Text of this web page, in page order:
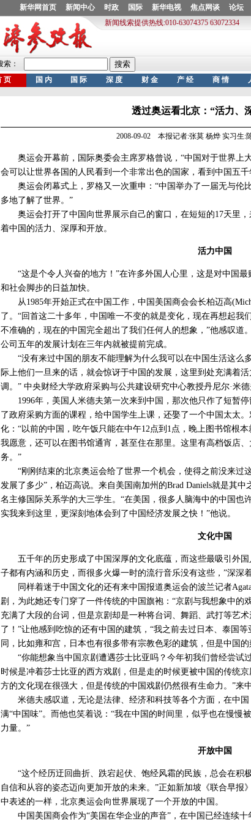
透过奥运看北京：“活力、
2008-09-02 本报记者:张莫 杨烨 实习生:
奥运会开幕前，国际奥委会主席罗格曾说，“中国对于世界上
会可以让世界各国的人民看到一个非常出色的国家，看到中国五
奥运会闭幕式上，罗格又一次重申：“中国举办了一届无与伦
多地了解了世界。”
奥运会打开了中国向世界展示自己的窗口，在短短的17天里，
着中国的活力、深厚和开放。
活力中国
“这是个令人兴奋的地方！”在许多外国人心里，这是对中国最
和社会脚步的日益加快。
从1985年开始正式在中国工作，中国美国商会会长柏迈高
了。“回首这二十多年，中国唯一不变的就是变化，现在再想起我
不准确的，现在的中国完全超出了我们任何人的想象，”他感叹道
公司五年的发展计划在三年内就被提前完成。
“没有来过中国的朋友不能理解为什么我可以在中国生活这么
际上他们一旦来的话，就会惊讶于中国的发展，这里到处充满着
调。” 中央财经大学政府采购与公共建设研究中心教授丹尼尔·米德
1996年，美国人米德夫第一次来到中国，那次他只作了短暂停
了政府采购方面的课程，给中国学生上课，还娶了一个中国太太
化：“以前的中国，吃午饭只能在中午12点到1点，晚上图书馆根
我愿意，还可以在图书馆通宵，甚至住在那里。这里有高档饭店
务。”
“刚刚结束的北京奥运会给了世界一个机会，使得之前没来过
发展了多少”，柏迈高说。来自美国南加州的Brad Daniels就是其中
名主修国际关系学的大三学生。“在美国，很多人脑海中的中国也
实我来到这里，更深刻地体会到了中国经济发展之快！”他说。
文化中国
五千年的历史形成了中国深厚的文化底蕴，而这些最吸引外国
子都有内涵和历史，而很多火爆一时的流行音乐没有这些，”深深
同样着迷于中国文化的还有来中国报道奥运会的波兰记者
剧，为此她还专门穿了一件传统的中国旗袍：“京剧与我想象中的
充满了大段的台词，但是京剧却是一种将台词、舞蹈、武打等艺
了！”让他感到吃惊的还有中国的建筑，“我之前去过日本、泰国
同，比如雍和宫，日本也有很多带有宗教色彩的建筑，但是中国
“你能想象当中国京剧遭遇莎士比亚吗？今年初我们曾经尝试
时候是冲着莎士比亚的西方戏剧，但是走的时候更被中国的传统
方的文化现在很强大，但是传统的中国戏剧仍然很有生命力。”来
米德夫感叹道，无论是法律、经济和科技等各个方面，在中国
满“中国味”。而他也笑着说：“我在中国的时间里，似乎也在慢慢
力量。”
开放中国
“这个经历迂回曲折、跌宕起伏、饱经风霜的民族，总会在积
自信和从容的姿态迈向更加开放的未来。”正如新加坡《联合早报
中表述的一样，北京奥运会向世界展现了一个开放的中国。
中国美国商会作为“美国在华企业的声音”，在中国已经连续十